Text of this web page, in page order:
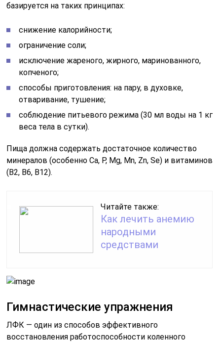
базируется на таких принципах:
снижение калорийности;
ограничение соли;
исключение жареного, жирного, маринованного,
копченого;
способы приготовления: на пару, в духовке,
отваривание, тушение;
соблюдение питьевого режима (30 мл воды на 1 кг
веса тела в сутки).
Пища должна содержать достаточное количество
минералов (особенно Ca, P, Mg, Mn, Zn, Se) и витаминов
(B2, B6, B12).
Читайте также:
Как лечить анемию
народными
средствами
Гимнастические упражнения
ЛФК — один из способов эффективного
восстановления работоспособности коленного